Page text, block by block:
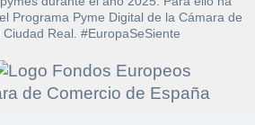
Programa Pyme Digital de la Cámara de
Real. #EuropaSeSiente